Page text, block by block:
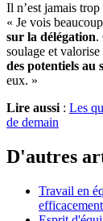
Il n’est jamais
« Je vois
sur la délégation.
soulage et
des potentiels au
eux. »
Lire aussi : Les
de demain
D'autres
Travail en
efficacement